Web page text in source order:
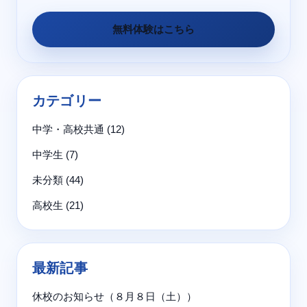
無料体験はこちら
カテゴリー
中学・高校共通 (12)
中学生 (7)
未分類 (44)
高校生 (21)
最新記事
休校のお知らせ（８月８日（土））